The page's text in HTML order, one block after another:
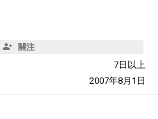
關注
7日以上
2007年8月1日